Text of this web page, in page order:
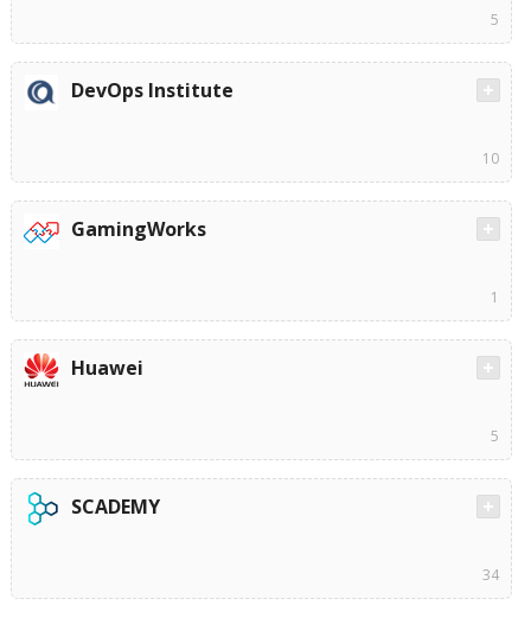
5
DevOps Institute
10
GamingWorks
1
Huawei
5
SCADEMY
34